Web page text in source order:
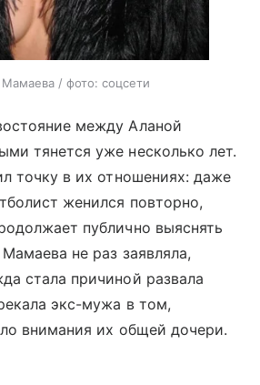
/ фото: соцсети
между Аланой
тянется уже несколько лет.
точку в их отношениях: даже
женился повторно,
публично выяснять
не раз заявляла,
стала причиной развала
экс-мужа в том,
внимания их общей дочери.